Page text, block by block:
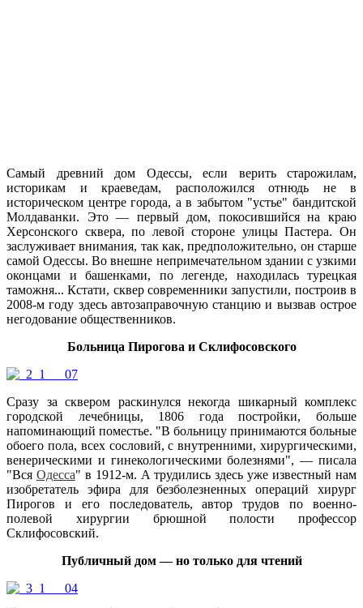
Самый древний дом Одессы, если верить старожилам,
историкам и краеведам, расположился отнюдь не в
историческом центре города, а в забытом "устье" бандитской
Молдаванки. Это — первый дом, покосившийся на краю
Херсонского сквера, по левой стороне улицы Пастера. Он
заслуживает внимания, так как, предположительно, он старше
самой Одессы. Во внешне непримечательном здании с узкими
оконцами и башенками, по легенде, находилась турецкая
таможня... Кстати, сквер современники запустили, построив в
2008-м году здесь автозаправочную станцию и вызвав острое
негодование общественников.
Больница Пирогова и Склифосовского
Сразу за сквером раскинулся некогда шикарный комплекс
городской лечебницы, 1806 года постройки, больше
напоминающий поместье. "В больницу принимаются больные
обоего пола, всех сословий, с внутренними, хирургическими,
венерическими и гинекологическими болезнями", — писала
"Вся Одесса" в 1912-м. А трудились здесь уже известный нам
изобретатель эфира для безболезненных операций хирург
Пирогов и его последователь, автор трудов по военно-
полевой хирургии брюшной полости профессор
Склифосовский.
Публичный дом — но только для чтений